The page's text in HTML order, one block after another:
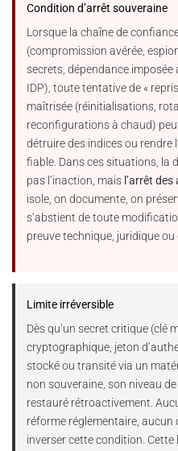
Condition d’arrêt souveraine
Lorsque la chaîne de
(compromission avérée,
secrets, dépendance imposée
IDP), toute tentative de «
maîtrisée (réinitialisations,
reconfigurations à chaud)
détruire des indices ou rendre
fiable. Dans ces situations, la
pas l’inaction, mais l’arrêt
isole, on documente, on
s’abstient de toute
preuve technique, juridique
Limite irréversible
Dès qu’un secret critique (clé
cryptographique, jeton
stocké ou transité via un
non souveraine, son niveau
restauré rétroactivement.
réforme réglementaire,
inverser cette condition. Cette